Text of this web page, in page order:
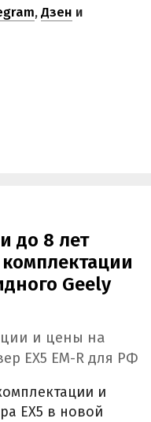
,Дзен и
до 8 лет
Geely
и цены на
EX5 EM-R для РФ
и
EX5 в новой